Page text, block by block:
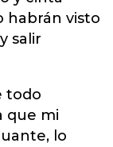
habrán visto
salir
todo
que mi
lo